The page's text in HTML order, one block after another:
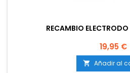
RECAMBIO
Precio
19,95 €
 Añadir al